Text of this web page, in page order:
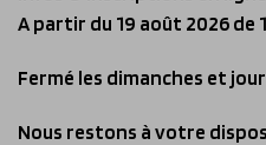
A partir du 19 août 2026 de
Fermé les dimanches et
Nous restons à votre